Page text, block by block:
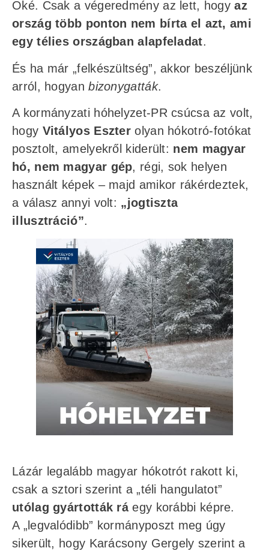
Oké. Csak a végeredmény az lett, hogyaz
ország több ponton nem bírta el azt, ami
egy télies országban alapfeladat.
És ha már „felkészültség”, akkor beszéljünk
arról, hogyanbizonygatták.
A kormányzati hóhelyzet-PR csúcsa az volt,
hogy Vitályos Eszter olyan hókotró-fotókat
posztolt, amelyekről kiderült: nem magyar
hó, nem magyar gép, régi, sok helyen
használt képek – majd amikor rákérdeztek,
a válasz annyi volt: „jogtiszta
illusztráció”.
Lázár legalább magyar hókotrót rakott ki,
csak a sztori szerint a „téli hangulatot”
utólag gyártották ráegy korábbi képre.
A „legvalódibb” kormányposzt meg úgy
sikerült, hogy Karácsony Gergely szerint a